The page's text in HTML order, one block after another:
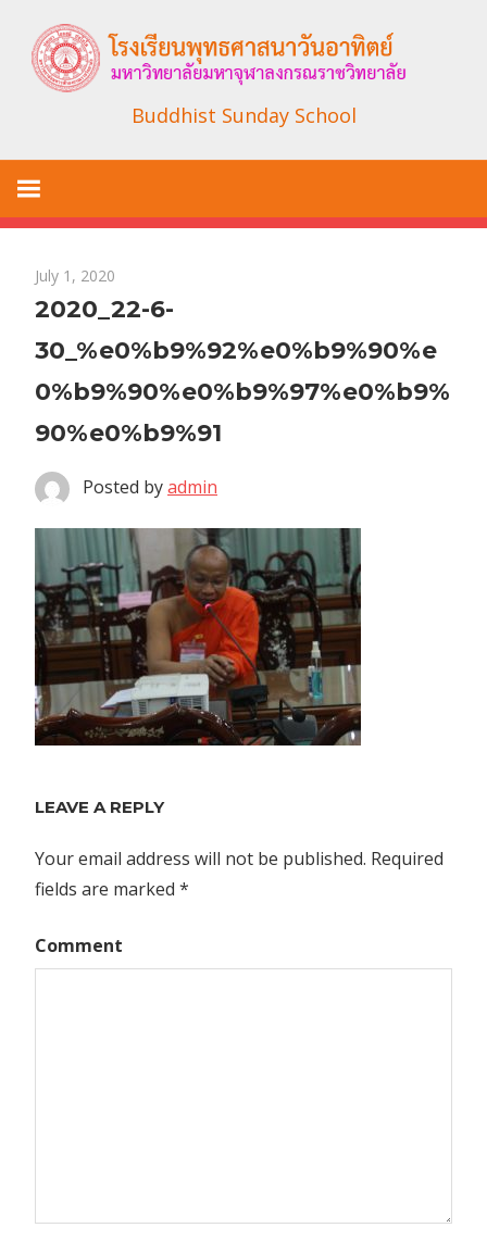
content
Buddhist Sunday School
July 1, 2020
2020_22-6-
30_%e0%b9%92%e0%b9%90%e
0%b9%90%e0%b9%97%e0%b9%
90%e0%b9%91
Posted byadmin
LEAVE A REPLY
Your email address will not be published. Required
fields are marked *
Comment